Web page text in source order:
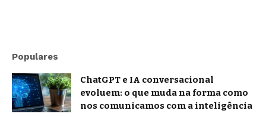
Populares
ChatGPT e IA conversacional
evoluem: o que muda na forma como
nos comunicamos com a inteligência